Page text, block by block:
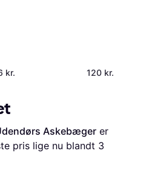
kr. 120 kr.
Askebæger
pris lige nu blandt 3